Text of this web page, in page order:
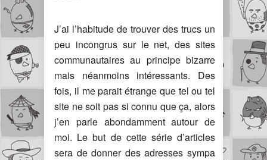
J’ai l’habitude de trouver des trucs un
peu incongrus sur le net, des sites
communautaires au principe bizarre
mais néanmoins intéressants. Des
fois, il me parait étrange que tel ou tel
site ne soit pas si connu que ça, alors
j’en parle abondamment autour de
moi. Le but de cette série d’articles
sera de donner des adresses sympa